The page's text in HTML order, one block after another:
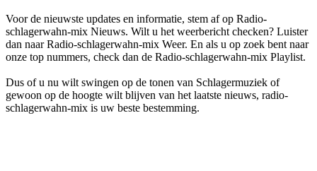
Voor de nieuwste updates en informatie, stem af op Radio-
schlagerwahn-mix Nieuws. Wilt u het weerbericht checken? Luister
dan naar Radio-schlagerwahn-mix Weer. En als u op zoek bent naar
onze top nummers, check dan de Radio-schlagerwahn-mix Playlist.
Dus of u nu wilt swingen op de tonen van Schlagermuziek of
gewoon op de hoogte wilt blijven van het laatste nieuws, radio-
schlagerwahn-mix is uw beste bestemming.